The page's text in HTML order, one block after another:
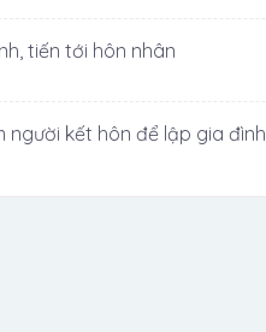
tiến tới hôn nhân
kết hôn để lập gia đình